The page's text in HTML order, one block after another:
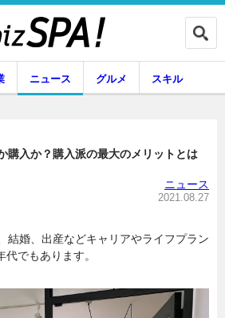
専門家インタビュー
ニュース グルメ スキル
購入か？購入派の最大のメリットとは
ニュース
2021.08.27
婚、出産などキャリアやライフプラン
でもあります。